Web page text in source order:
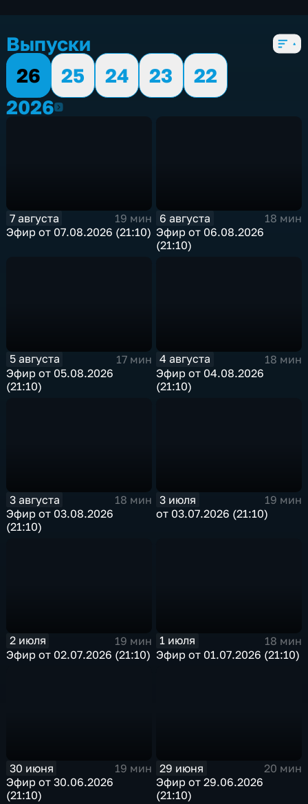
Выпуски
26
25 24 23
22
20262026
7 августа
19 мин
Эфир от 07.08.2026 (21:10)
6 августа
18 мин
Эфир от 06.08.2026
(21:10)
5 августа
17 мин
Эфир от 05.08.2026
(21:10)
4 августа
18 мин
Эфир от 04.08.2026
(21:10)
3 августа
18 мин
Эфир от 03.08.2026
(21:10)
3 июля
19 мин
от 03.07.2026 (21:10)
2 июля
19 мин
Эфир от 02.07.2026 (21:10)
1 июля
18 мин
Эфир от 01.07.2026 (21:10)
30 июня
19 мин
Эфир от 30.06.2026
(21:10)
29 июня
20 мин
Эфир от 29.06.2026
(21:10)